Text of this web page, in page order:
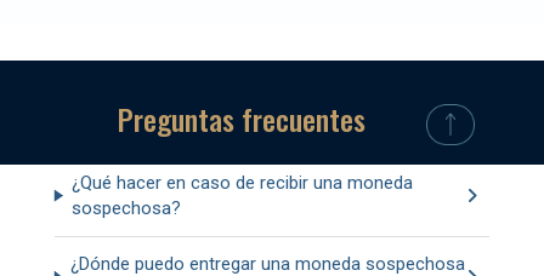
Preguntas frecuentes
¿Qué hacer en caso de recibir una moneda
sospechosa?
¿Dónde puedo entregar una moneda sospechosa